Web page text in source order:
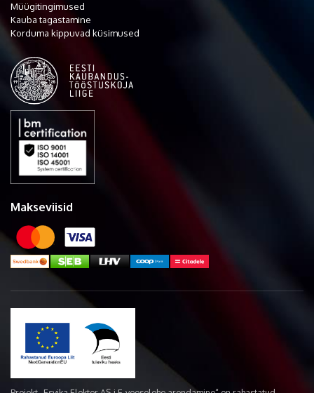
Müügitingimused
Kauba tagastamine
Korduma kippuvad küsimused
Makseviisid